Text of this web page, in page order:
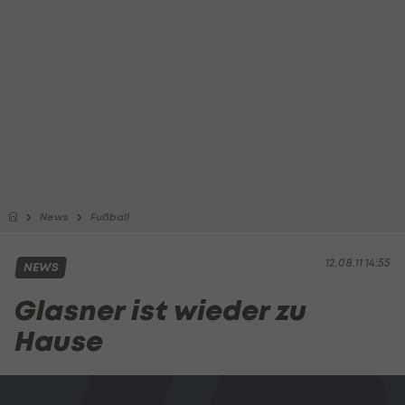
News Fußball
12.08.11 14:55
NEWS
Glasner ist wieder zu
Hause